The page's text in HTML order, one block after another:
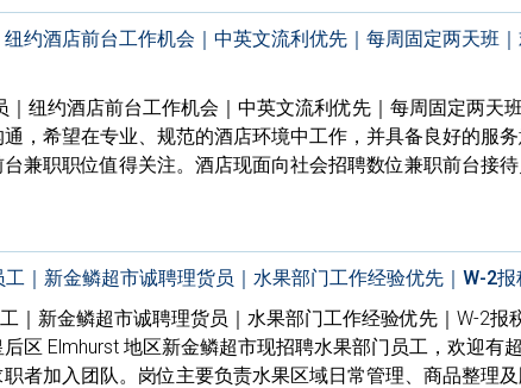
约酒店前台工作机会｜中英文流利优先｜每周固定两天班
纽约酒店前台工作机会｜中英文流利优先｜每周固定两天
，希望在专业、规范的酒店环境中工作，并具备良好的服务
兼职职位值得关注。酒店现面向社会招聘数位兼职前台接
｜新金鳞超市诚聘理货员｜水果部门工作经验优先｜W-2报
｜新金鳞超市诚聘理货员｜水果部门工作经验优先｜W-2报
区 Elmhurst 地区新金鳞超市现招聘水果部门员工，欢迎有
者加入团队。岗位主要负责水果区域日常管理、商品整理